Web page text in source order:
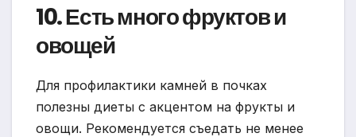
10. Есть много фруктов и
овощей
Для профилактики камней в почках
полезны диеты с акцентом на фрукты и
овощи. Рекомендуется съедать не менее